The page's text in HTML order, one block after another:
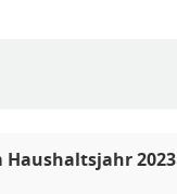
Haushaltsjahr 2023